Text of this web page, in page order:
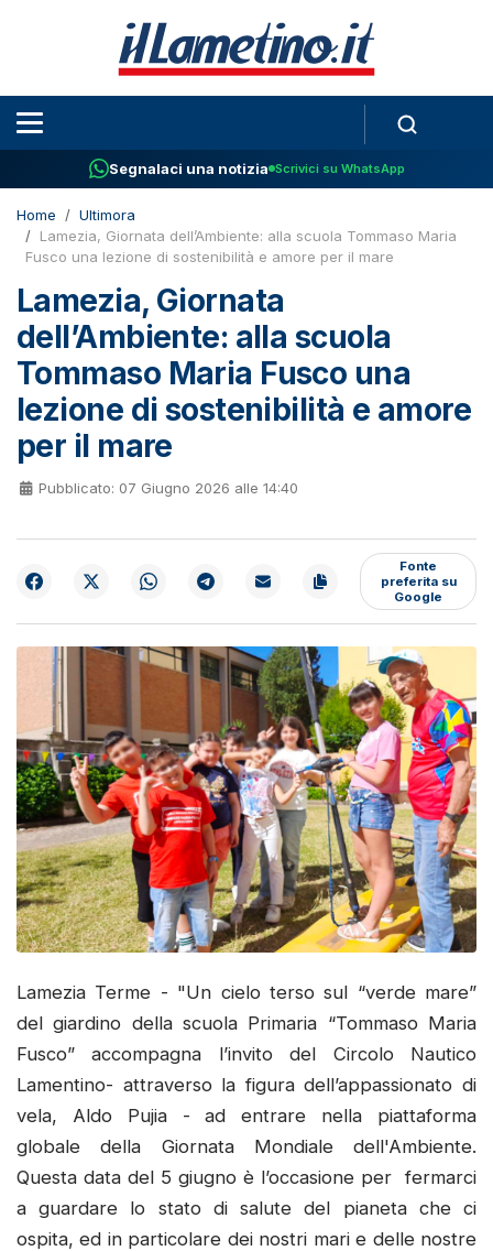
Segnalaci una notizia Scrivici su WhatsApp
Home
Ultimora
Lamezia, Giornata dell’Ambiente: alla scuola Tommaso Maria
Fusco una lezione di sostenibilità e amore per il mare
Lamezia, Giornata
dell’Ambiente: alla scuola
Tommaso Maria Fusco una
lezione di sostenibilità e amore
per il mare
Pubblicato: 07 Giugno 2026 alle 14:40
Fonte
preferita su
Google
Lamezia Terme - "Un cielo terso sul “verde mare”
del giardino della scuola Primaria “Tommaso Maria
Fusco” accompagna l’invito del Circolo Nautico
Lamentino- attraverso la figura dell’appassionato di
vela, Aldo Pujia - ad entrare nella piattaforma
globale della Giornata Mondiale dell'Ambiente.
Questa data del 5 giugno è l’occasione per fermarci
a guardare lo stato di salute del pianeta che ci
ospita, ed in particolare dei nostri mari e delle nostre